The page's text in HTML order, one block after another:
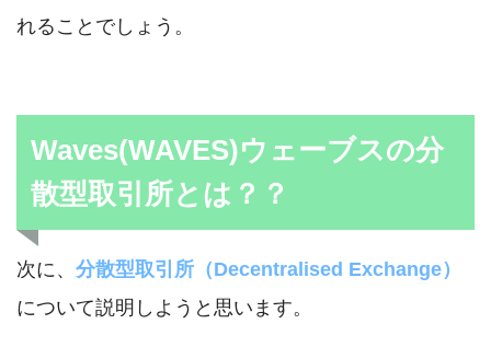
れることでしょう。
Waves(WAVES)ウェーブスの分
散型取引所とは？？
次に、 分散型取引所（Decentralised Exchange）
について説明しようと思います。